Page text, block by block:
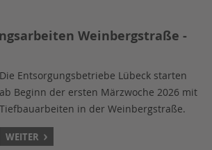
Weinbergstraße -
Die Entsorgungsbetriebe Lübeck starten
ab Beginn der ersten Märzwoche 2026 mit
Tiefbauarbeiten in der Weinbergstraße.
WEITER